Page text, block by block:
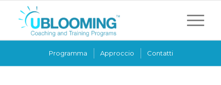
Programma Approccio Contatti